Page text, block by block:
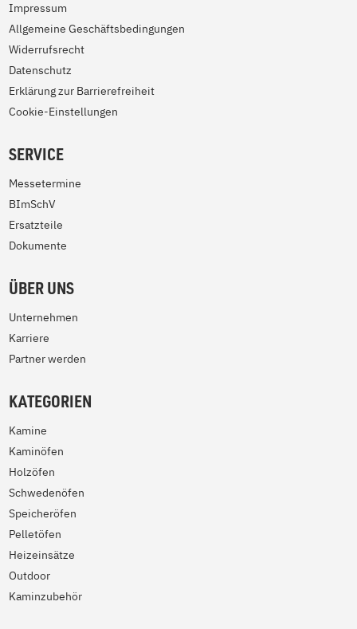
Impressum
Allgemeine Geschäftsbedingungen
Widerrufsrecht
Datenschutz
Erklärung zur Barrierefreiheit
Cookie-Einstellungen
SERVICE
Messetermine
BImSchV
Ersatzteile
Dokumente
ÜBER UNS
Unternehmen
Karriere
Partner werden
KATEGORIEN
Kamine
Kaminöfen
Holzöfen
Schwedenöfen
Speicheröfen
Pelletöfen
Heizeinsätze
Outdoor
Kaminzubehör